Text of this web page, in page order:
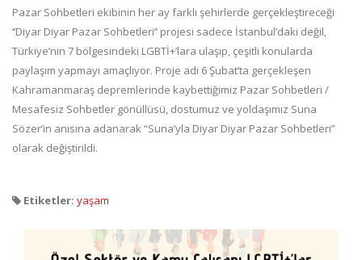
Pazar Sohbetleri ekibinin her ay farklı şehirlerde gerçekleştireceği
‘’Diyar Diyar Pazar Sohbetleri’’ projesi sadece İstanbul’daki değil,
Türkiye’nin 7 bölgesindeki LGBTİ+’lara ulaşıp, çeşitli konularda
paylaşım yapmayı amaçlıyor. Proje adı 6 Şubat’ta gerçekleşen
Kahramanmaraş depremlerinde kaybettiğimiz Pazar Sohbetleri /
Mesafesiz Sohbetler gönüllüsü, dostumuz ve yoldaşımız Suna
Sözer’in anısına adanarak “Suna’yla Diyar Diyar Pazar Sohbetleri”
olarak değiştirildi.
Etiketler: yaşam